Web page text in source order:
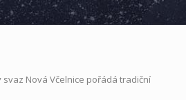
svaz Nová Včelnice pořádá tradiční